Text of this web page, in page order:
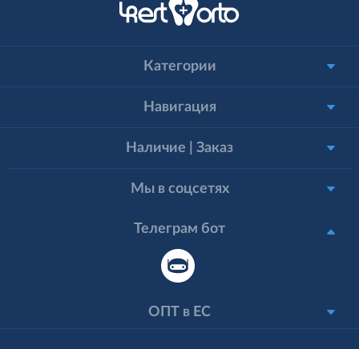
Категории
Навигация
Наличие | Заказ
Мы в соцсетях
Телеграм бот
ОПТ в ЕС